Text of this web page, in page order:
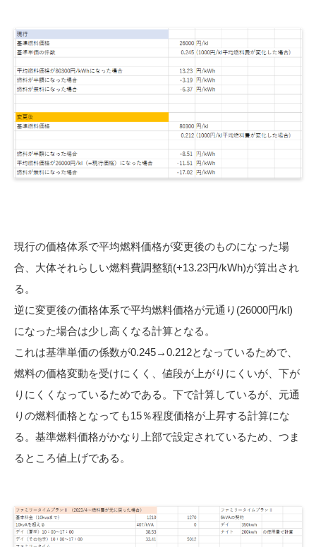
現行の価格体系で平均燃料価格が変更後のものになった場
合、大体それらしい燃料費調整額(+13.23円/kWh)が算出され
る。
逆に変更後の価格体系で平均燃料価格が元通り(26000円/kl)
になった場合は少し高くなる計算となる。
これは基準単価の係数が0.245→0.212となっているためで、
燃料の価格変動を受けにくく、値段が上がりにくいが、下が
りにくくなっているためである。下で計算しているが、元通
りの燃料価格となっても15％程度価格が上昇する計算にな
る。基準燃料価格がかなり上部で設定されているため、つま
るところ値上げである。